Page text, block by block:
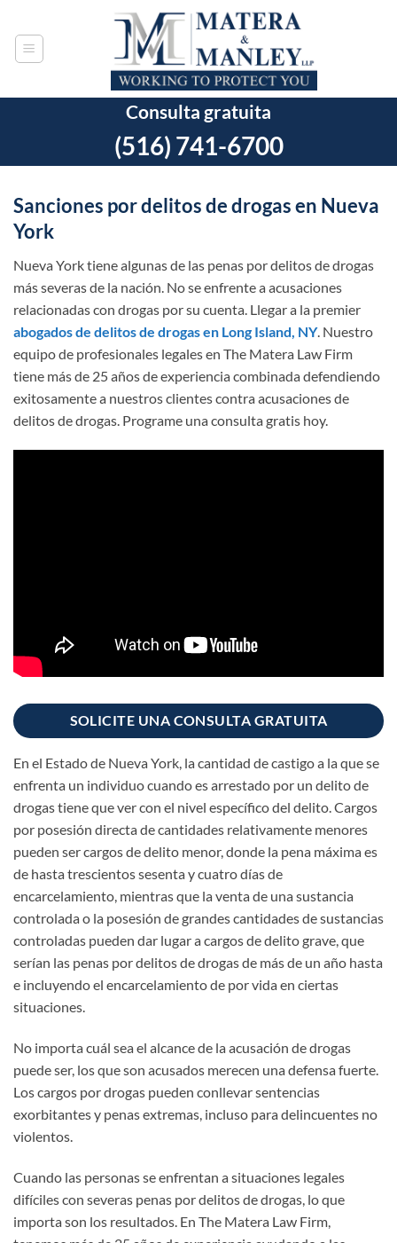
contenido
Consulta gratuita
(516) 741-6700
Sanciones por delitos de drogas en Nueva
York
Nueva York tiene algunas de las penas por delitos de drogas
más severas de la nación. No se enfrente a acusaciones
relacionadas con drogas por su cuenta. Llegar a la premier
abogados de delitos de drogas en Long Island, NY. Nuestro
equipo de profesionales legales en The Matera Law Firm
tiene más de 25 años de experiencia combinada defendiendo
exitosamente a nuestros clientes contra acusaciones de
delitos de drogas. Programe una consulta gratis hoy.
SOLICITE UNA CONSULTA GRATUITA
En el Estado de Nueva York, la cantidad de castigo a la que se
enfrenta un individuo cuando es arrestado por un delito de
drogas tiene que ver con el nivel específico del delito. Cargos
por posesión directa de cantidades relativamente menores
pueden ser cargos de delito menor, donde la pena máxima es
de hasta trescientos sesenta y cuatro días de
encarcelamiento, mientras que la venta de una sustancia
controlada o la posesión de grandes cantidades de sustancias
controladas pueden dar lugar a cargos de delito grave, que
serían las penas por delitos de drogas de más de un año hasta
e incluyendo el encarcelamiento de por vida en ciertas
situaciones.
No importa cuál sea el alcance de la acusación de drogas
puede ser, los que son acusados merecen una defensa fuerte.
Los cargos por drogas pueden conllevar sentencias
exorbitantes y penas extremas, incluso para delincuentes no
violentos.
Cuando las personas se enfrentan a situaciones legales
difíciles con severas penas por delitos de drogas, lo que
importa son los resultados. En The Matera Law Firm,